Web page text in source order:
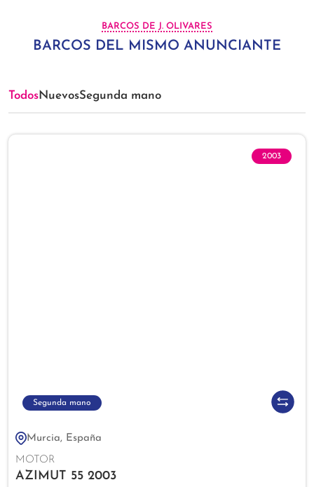
BARCOS DE J. OLIVARES
BARCOS DEL MISMO ANUNCIANTE
TodosNuevosSegunda mano
2003
Segunda mano
Murcia, España
MOTOR
AZIMUT 55 2003